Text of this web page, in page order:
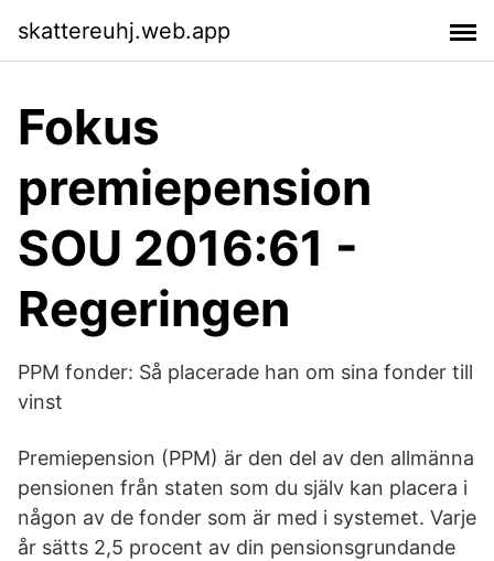
skattereuhj.web.app
Fokus
premiepension
SOU 2016:61 -
Regeringen
PPM fonder: Så placerade han om sina fonder till
vinst
Premiepension (PPM) är den del av den allmänna
pensionen från staten som du själv kan placera i
någon av de fonder som är med i systemet. Varje
år sätts 2,5 procent av din pensionsgrundande